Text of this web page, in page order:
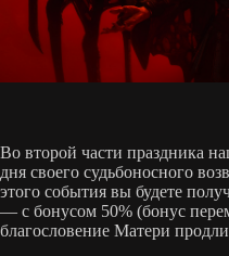
Во второй части праздника
дня своего судьбоносного
этого события вы будете
— с бонусом 50% (бонус
благословение Матери